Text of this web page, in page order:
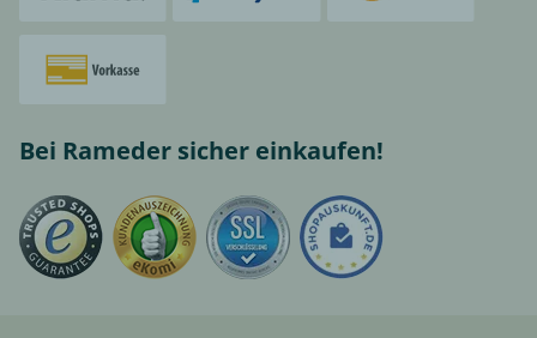
Bei Rameder sicher einkaufen!